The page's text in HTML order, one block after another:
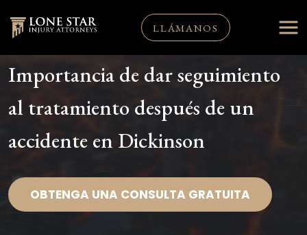
LLÁMANOS
Importancia de dar seguimiento
al tratamiento después de un
accidente en Dickinson
OBTENGA UNA CONSULTA GRATUITA